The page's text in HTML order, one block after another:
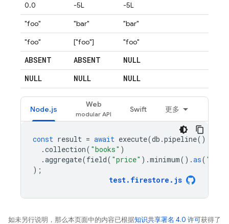
0.0 -5L
-5L
"foo"
"bar"
"bar"
"foo"
["foo"] "foo"
ABSENT ABSENT
NULL
NULL
NULL NULL
Node.js
Web
Swift 更多
const result = await execute(db .pipeline()
.collection( "books" )
.aggregate(field( "price" ).minimum().as(
);
test. firestore . js
如未另行说明，那么本页面中的内容已根据知识共享署名 4.0 许可获得了